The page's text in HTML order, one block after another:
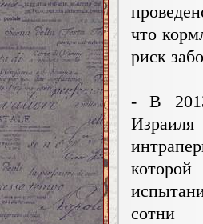
что
риск
- В
Израиля